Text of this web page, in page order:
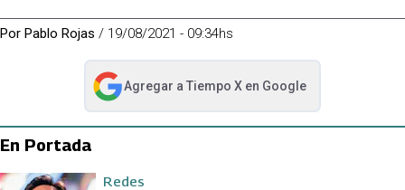
Por Pablo Rojas / 19/08/2021 - 09:34hs
Agregar a Tiempo Xen Google
abre en nueva pestaña
En Portada
Redes